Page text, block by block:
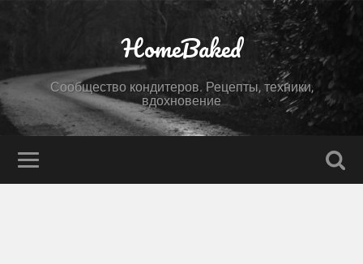
HomeBaked
Сообщество кондитеров. Рецепты, техники,
вдохновение